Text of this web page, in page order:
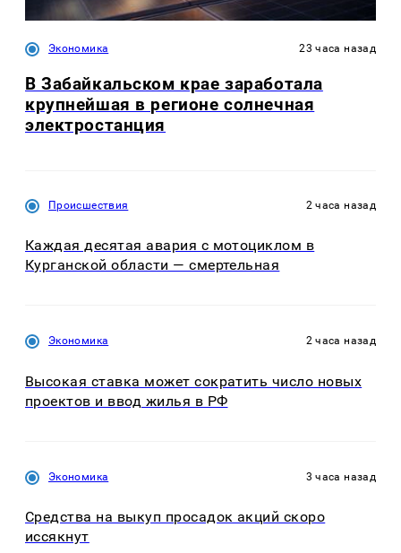
Экономика 23 часа назад
В Забайкальском крае заработала
крупнейшая в регионе солнечная
электростанция
Происшествия 2 часа назад
Каждая десятая авария с мотоциклом в
Курганской области — смертельная
Экономика 2 часа назад
Высокая ставка может сократить число новых
проектов и ввод жилья в РФ
Экономика 3 часа назад
Средства на выкуп просадок акций скоро
иссякнут